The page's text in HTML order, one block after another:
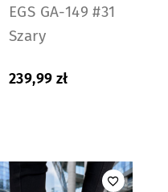
EGS GA-149 #31
Szary
239,99 zł